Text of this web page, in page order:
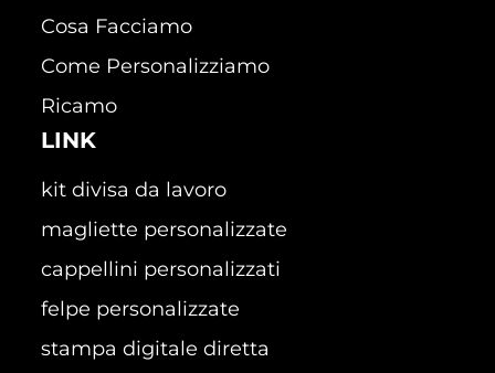
Cosa Facciamo
Come Personalizziamo
Ricamo
LINK
kit divisa da lavoro
magliette personalizzate
cappellini personalizzati
felpe personalizzate
stampa digitale diretta